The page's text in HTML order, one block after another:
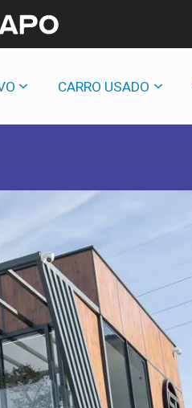
CARRO USADO